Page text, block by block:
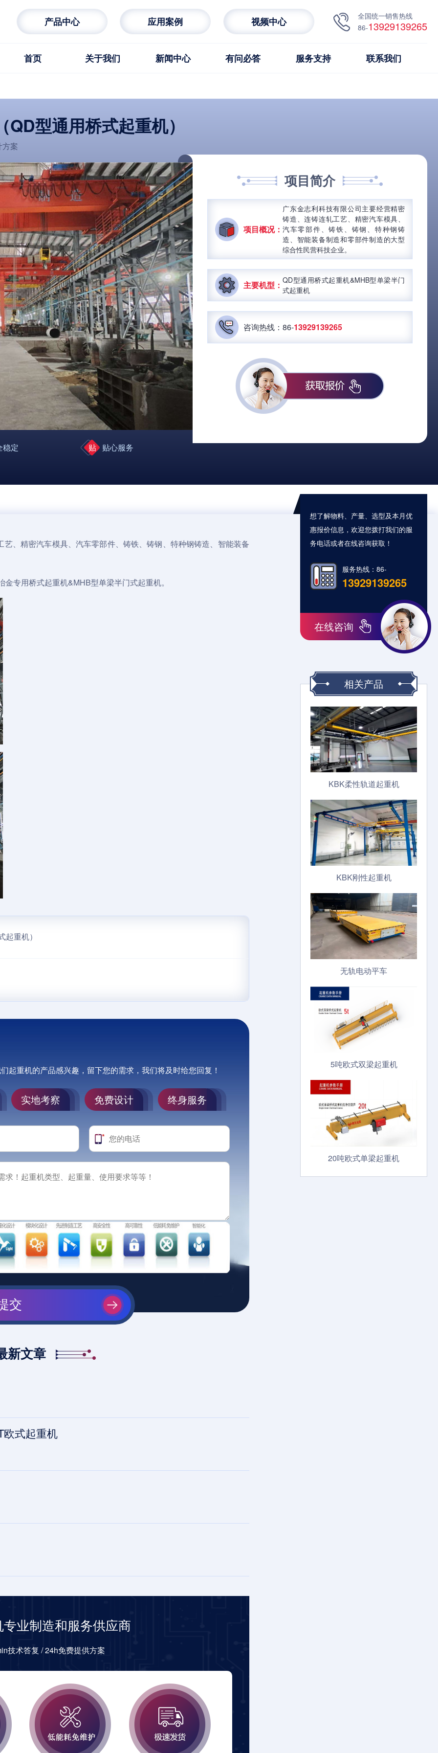
产品中心 应用案例 视频中心
全国统一销售热线
86-13929139265
首页 关于我们 新闻中心 有问必答 服务支持 联系我们
型通用桥式起重机）
案
稳定 贴 贴心服务
项目简介
项目概况：
广东金志利科技有限公司主要经营精密
铸造、连铸连轧工艺、精密汽车模具、
汽车零部件、铸铁、铸钢、特种钢铸
造、智能装备制造和零部件制造的大型
综合性民营科技企业。
主要机型： QD型通用桥式起重机&MHB型单梁半门
式起重机
咨询热线：86-13929139265
、精密汽车模具、汽车零部件、铸铁、铸钢、特种钢铸造、智能装备
金专用桥式起重机&MHB型单梁半门式起重机。
重机）
起重机的产品感兴趣，留下您的需求，我们将及时给您回复！
实地考察 免费设计 终身服务
交
新文章
欧式起重机
业制造和服务供应商
技术答复 / 24h免费提供方案
想了解物料、产量、选型及本月优
惠报价信息，欢迎您拨打我们的服
务电话或者在线咨询获取！
服务热线：86-
13929139265
在线咨询
相关产品
KBK柔性轨道起重机
KBK刚性起重机
无轨电动平车
5吨欧式双梁起重机
20吨欧式单梁起重机